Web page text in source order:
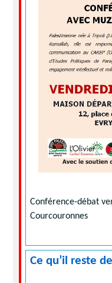
Conférence-débat
Courcouronnes
Ce qu’il reste